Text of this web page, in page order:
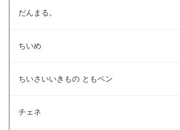
だんまる。
ちいめ
ちいさいいきもの ともペン
チェネ